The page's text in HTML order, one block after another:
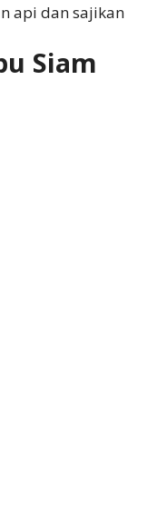
api dan sajikan
Siam